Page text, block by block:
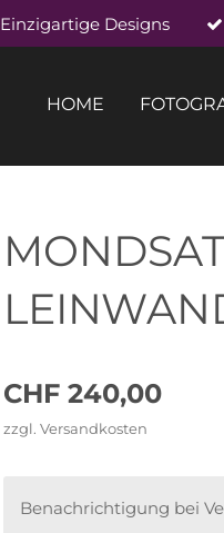
Einzigartige Designs
HOME
CHF 240,00
zzgl. Versandkosten
Benachrichtigung bei